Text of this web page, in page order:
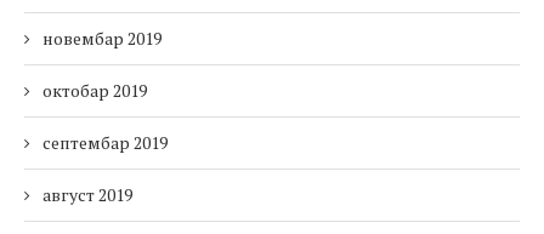
новембар 2019
октобар 2019
септембар 2019
август 2019